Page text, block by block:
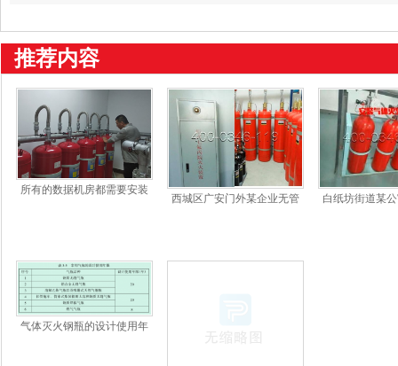
推荐内容
所有的数据机房都需要安装
西城区广安门外某企业无管
白纸坊街道某
气体灭火钢瓶的设计使用年